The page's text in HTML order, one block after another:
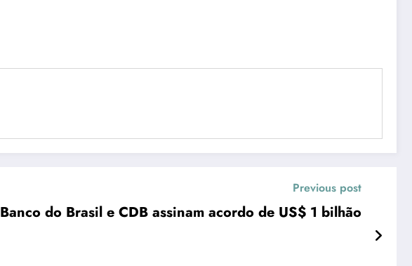
Previous post
Banco do Brasil e CDB assinam acordo de US$ 1 bilhão